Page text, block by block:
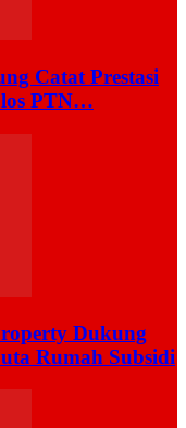
Catat Prestasi
PTN…
Dukung
Rumah Subsidi